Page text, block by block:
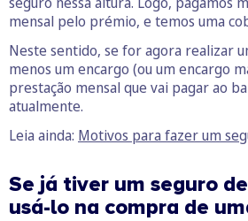
mensal pelo prémio, e temos uma
Neste sentido, se for agora realizar
menos um encargo (ou um encargo
prestação mensal que vai pagar ao
atualmente.
Leia ainda: Motivos para fazer um
Se já tiver um seguro
usá-lo na compra de